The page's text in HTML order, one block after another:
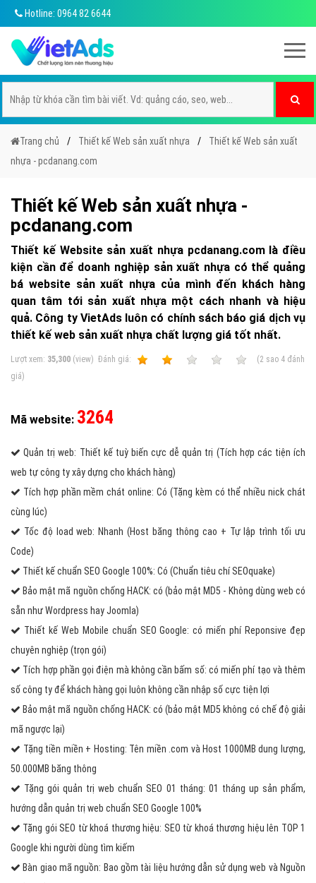
Hotline: 0964 82 6644
Trang chủ Thiết kế Web sản xuất nhựa
Thiết kế Web sản xuất
nhựa - pcdanang.com
Thiết kế Web sản xuất nhựa -
pcdanang.com
Thiết kế Website sản xuất nhựa pcdanang.com là điều
kiện cần để doanh nghiệp sản xuất nhựa có thể quảng
bá website sản xuất nhựa của mình đến khách hàng
quan tâm tới sản xuất nhựa một cách nhanh và hiệu
quả. Công ty VietAds luôn có chính sách báo giá dịch vụ
thiết kế web sản xuất nhựa chất lượng giá tốt nhất.
Lượt xem: 35,300 (view) Ðánh giá: (2 sao 4 đánh
giá)
Mã website: 3264
Quản trị web: Thiết kế tuỳ biến cực dễ quản trị (Tích hợp các tiện ích
web tự công ty xây dựng cho khách hàng)
Tích hợp phần mềm chát online: Có (Tặng kèm có thể nhiều nick chát
cùng lúc)
Tốc độ load web: Nhanh (Host băng thông cao + Tự lập trình tối ưu
Code)
Thiết kế chuẩn SEO Google 100%: Có (Chuẩn tiêu chí SEOquake)
Bảo mật mã nguồn chống HACK: có (bảo mật MD5 - Không dùng web có
sẵn như Wordpress hay Joomla)
Thiết kế Web Mobile chuẩn SEO Google: có miến phí Reponsive đẹp
chuyên nghiệp (trọn gói)
Tích hợp phần gọi điện mà không cần bấm số: có miến phí tạo và thêm
số công ty để khách hàng gọi luôn không cần nhập số cực tiện lợi
Bảo mật mã nguồn chống HACK: có (bảo mật MD5 không có chế độ giải
mã ngược lại)
Tặng tiền miền + Hosting: Tên miền .com và Host 1000MB dung lượng,
50.000MB băng thông
Tặng gói quản trị web chuẩn SEO 01 tháng: 01 tháng up sản phẩm,
hướng dẫn quản trị web chuẩn SEO Google 100%
Tặng gói SEO từ khoá thương hiệu: SEO từ khoá thương hiệu lên TOP 1
Google khi người dùng tìm kiếm
Bàn giao mã nguồn: Bao gồm tài liệu hướng dẫn sử dụng web và Nguồn